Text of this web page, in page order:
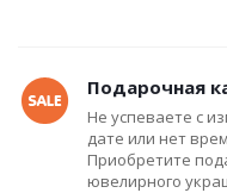
Подарочная
Не успеваете с
дате или нет
Приобретите
ювелирного